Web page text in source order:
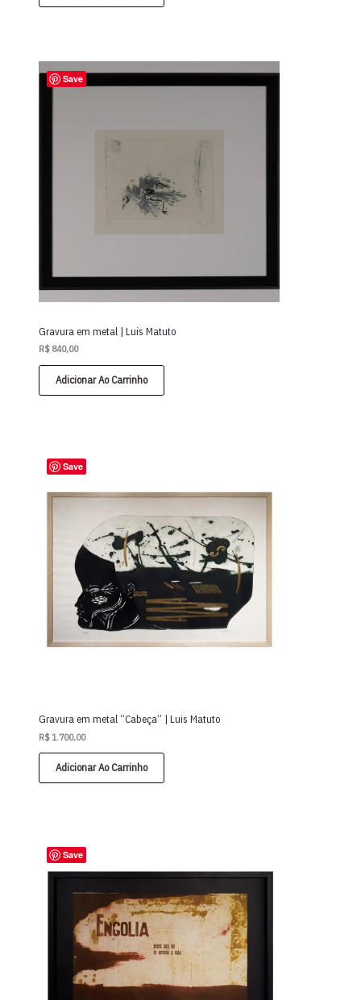
Gravura em metal | Luis Matuto
R$ 840,00
Adicionar Ao Carrinho
Save
Gravura em metal “Cabeça” | Luis Matuto
R$ 1.700,00
Adicionar Ao Carrinho
Save
Save